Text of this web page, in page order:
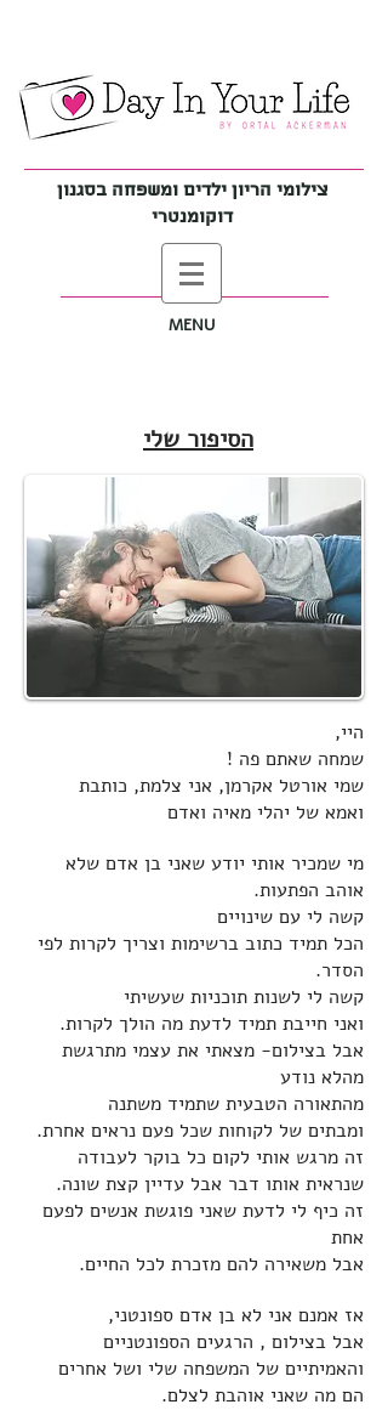
צילומי הריון ילדים ומשפחה בסגנון
דוקומנטרי
MENU
הסיפור שלי
היי,
שמחה שאתם פה !
שמי אורטל אקרמן, אני צלמת, כותבת
ואמא של יהלי מאיה ואדם
מי שמכיר אותי יודע שאני בן אדם שלא
אוהב הפתעות.
קשה לי עם שינויים
הכל תמיד כתוב ברשימות וצריך לקרות לפי
הסדר.
קשה לי לשנות תוכניות שעשיתי
ואני חייבת תמיד לדעת מה הולך לקרות.
אבל בצילום- מצאתי את עצמי מתרגשת
מהלא נודע
מהתאורה הטבעית שתמיד משתנה
ומבתים של לקוחות שכל פעם נראים אחרת.
זה מרגש אותי לקום כל בוקר לעבודה
שנראית אותו דבר אבל עדיין קצת שונה.
זה כיף לי לדעת שאני פוגשת אנשים לפעם
אחת
אבל משאירה להם מזכרת לכל החיים.
אז אמנם אני לא בן אדם ספונטני,
אבל בצילום , הרגעים הספונטניים
והאמיתיים של המשפחה שלי ושל אחרים
הם מה שאני אוהבת לצלם.